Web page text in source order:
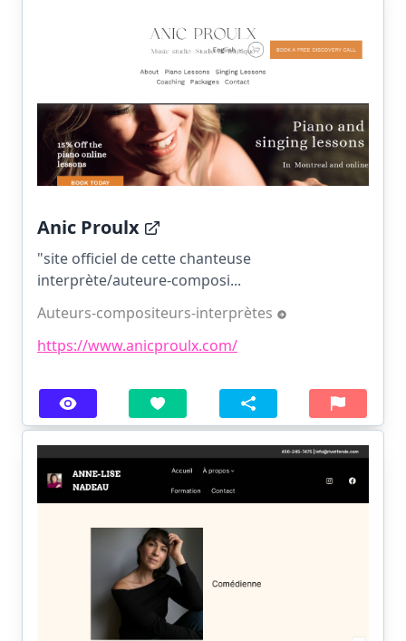
Anic Proulx
"site officiel de cette chanteuse
interprète/auteure-composi...
Auteurs-compositeurs-interprètes
https://www.anicproulx.com/